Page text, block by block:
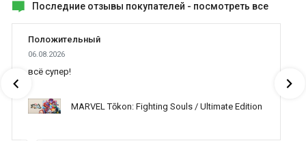
Последние отзывы покупателей - посмотреть все
Положительный
06.08.2026
всё супер!
MARVEL Tōkon: Fighting Souls / Ultimate Edition